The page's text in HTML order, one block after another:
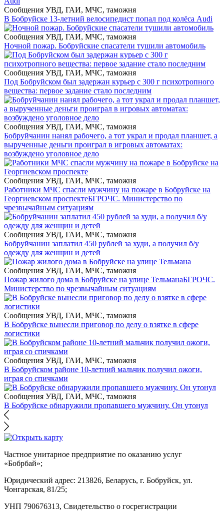
Сообщения УВД, ГАИ, МЧС, таможня
В Бобруйске 13-летний велосипедист попал под колёса Audi
Сообщения УВД, ГАИ, МЧС, таможня
Ночной пожар. Бобруйские спасатели тушили автомобиль
Сообщения УВД, ГАИ, МЧС, таможня
Под Бобруйском был задержан курьер с 300 г психотропного
вещества: первое задание стало последним
Сообщения УВД, ГАИ, МЧС, таможня
Бобруйчанин нанял рабочего, а тот украл и продал планшет, а
вырученные деньги проиграл в игровых автоматах:
возбуждено уголовное дело
Сообщения УВД, ГАИ, МЧС, таможня
Работники МЧС спасли мужчину на пожаре в Бобруйске на
Георгиевском проспектеБГРОЧС. Министерство по
чрезвычайным ситуациям
Сообщения УВД, ГАИ, МЧС, таможня
Бобруйчанин заплатил 450 рублей за худи, а получил б/у
одежду для женщин и детей
Сообщения УВД, ГАИ, МЧС, таможня
Пожар жилого дома в Бобруйске на улице ТельманаБГРОЧС.
Министерство по чрезвычайным ситуациям
Сообщения УВД, ГАИ, МЧС, таможня
В Бобруйске вынесли приговор по делу о взятке в сфере
логистики
Сообщения УВД, ГАИ, МЧС, таможня
В Бобруйском районе 10-летний мальчик получил ожоги,
играя со спичками
Сообщения УВД, ГАИ, МЧС, таможня
В Бобруйске обнаружили пропавшего мужчину. Он утонул
Частное унитарное предприятие по оказанию услуг
«Бобрбай»;
Юридический адрес: 213826, Беларусь, г. Бобруйск, ул.
Чонгарская, 81/25;
УНП 790676313, Свидетельство о госрегистрации